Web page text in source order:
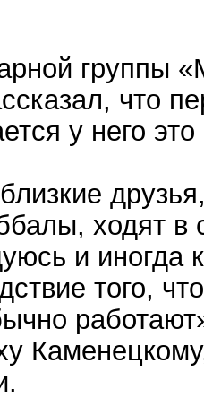
группы
что
у него
ходят в
и
того,